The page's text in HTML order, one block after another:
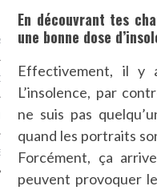
CARAVELLE
CARAVELLE
PODCAST
En découvrant tes
une bonne dose
Effectivement, il y
L’insolence, par
ne suis pas
quand les portraits
Forcément, ça
peuvent provoquer